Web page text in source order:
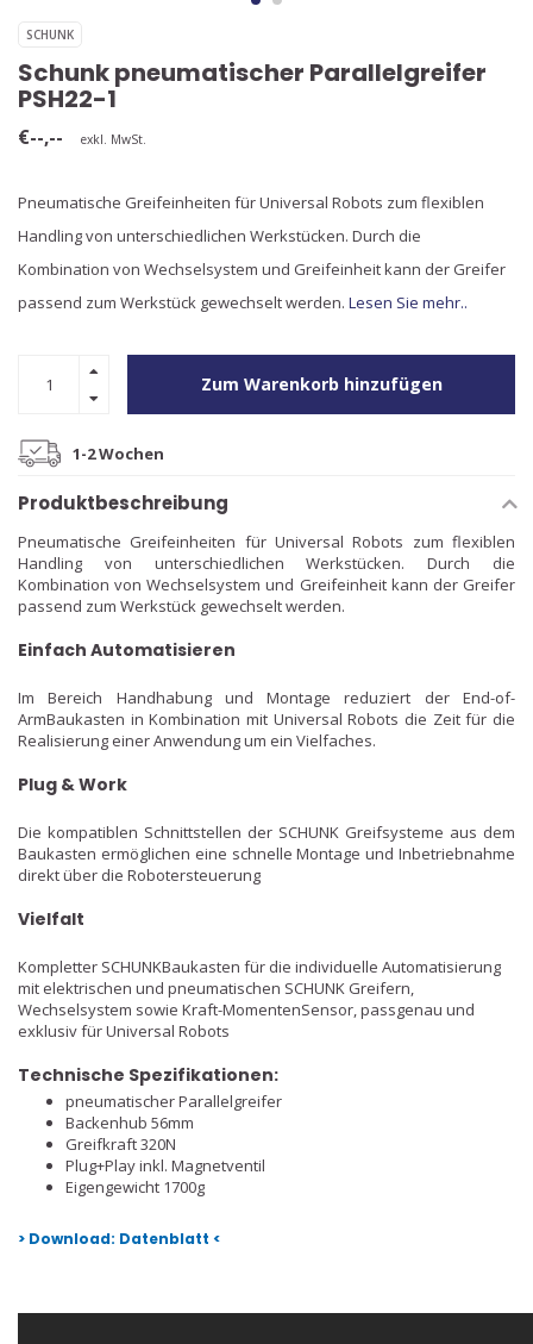
SCHUNK
Schunk pneumatischer Parallelgreifer
PSH22-1
€--,-- exkl. MwSt.
Pneumatische Greifeinheiten für Universal Robots zum flexiblen
Handling von unterschiedlichen Werkstücken. Durch die
Kombination von Wechselsystem und Greifeinheit kann der Greifer
passend zum Werkstück gewechselt werden. Lesen Sie mehr..
Zum Warenkorb hinzufügen
1-2 Wochen
Produktbeschreibung
Pneumatische Greifeinheiten für Universal Robots zum flexiblen
Handling von unterschiedlichen Werkstücken. Durch die
Kombination von Wechselsystem und Greifeinheit kann der Greifer
passend zum Werkstück gewechselt werden.
Einfach Automatisieren
Im Bereich Handhabung und Montage reduziert der End-of-
ArmBaukasten in Kombination mit Universal Robots die Zeit für die
Realisierung einer Anwendung um ein Vielfaches.
Plug & Work
Die kompatiblen Schnittstellen der SCHUNK Greifsysteme aus dem
Baukasten ermöglichen eine schnelle Montage und Inbetriebnahme
direkt über die Robotersteuerung
Vielfalt
Kompletter SCHUNKBaukasten für die individuelle Automatisierung
mit elektrischen und pneumatischen SCHUNK Greifern,
Wechselsystem sowie Kraft-MomentenSensor, passgenau und
exklusiv für Universal Robots
Technische Spezifikationen:
pneumatischer Parallelgreifer
Backenhub 56mm
Greifkraft 320N
Plug+Play inkl. Magnetventil
Eigengewicht 1700g
> Download: Datenblatt <